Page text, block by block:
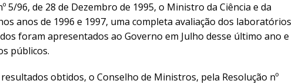
5/96, de 28 de Dezembro de 1995, o Ministro da Ciência e da
anos de 1996 e 1997, uma completa avaliação dos laboratórios
foram apresentados ao Governo em Julho desse último ano e
públicos.
obtidos, o Conselho de Ministros, pela Resolução nº